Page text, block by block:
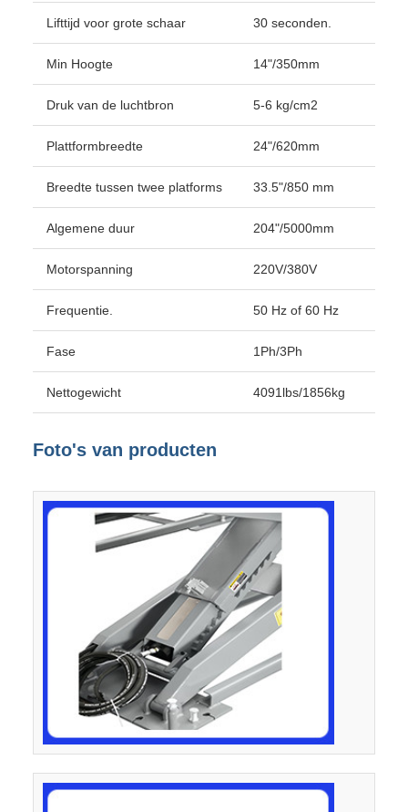
Lifttijd voor grote schaar 30 seconden.
Min Hoogte 14"/350mm
Druk van de luchtbron 5-6 kg/cm2
Plattformbreedte 24"/620mm
Breedte tussen twee platforms 33.5"/850 mm
Algemene duur 204"/5000mm
Motorspanning 220V/380V
Frequentie. 50 Hz of 60 Hz
Fase 1Ph/3Ph
Nettogewicht 4091lbs/1856kg
Foto's van producten